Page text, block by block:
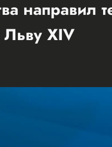
направил
XIV